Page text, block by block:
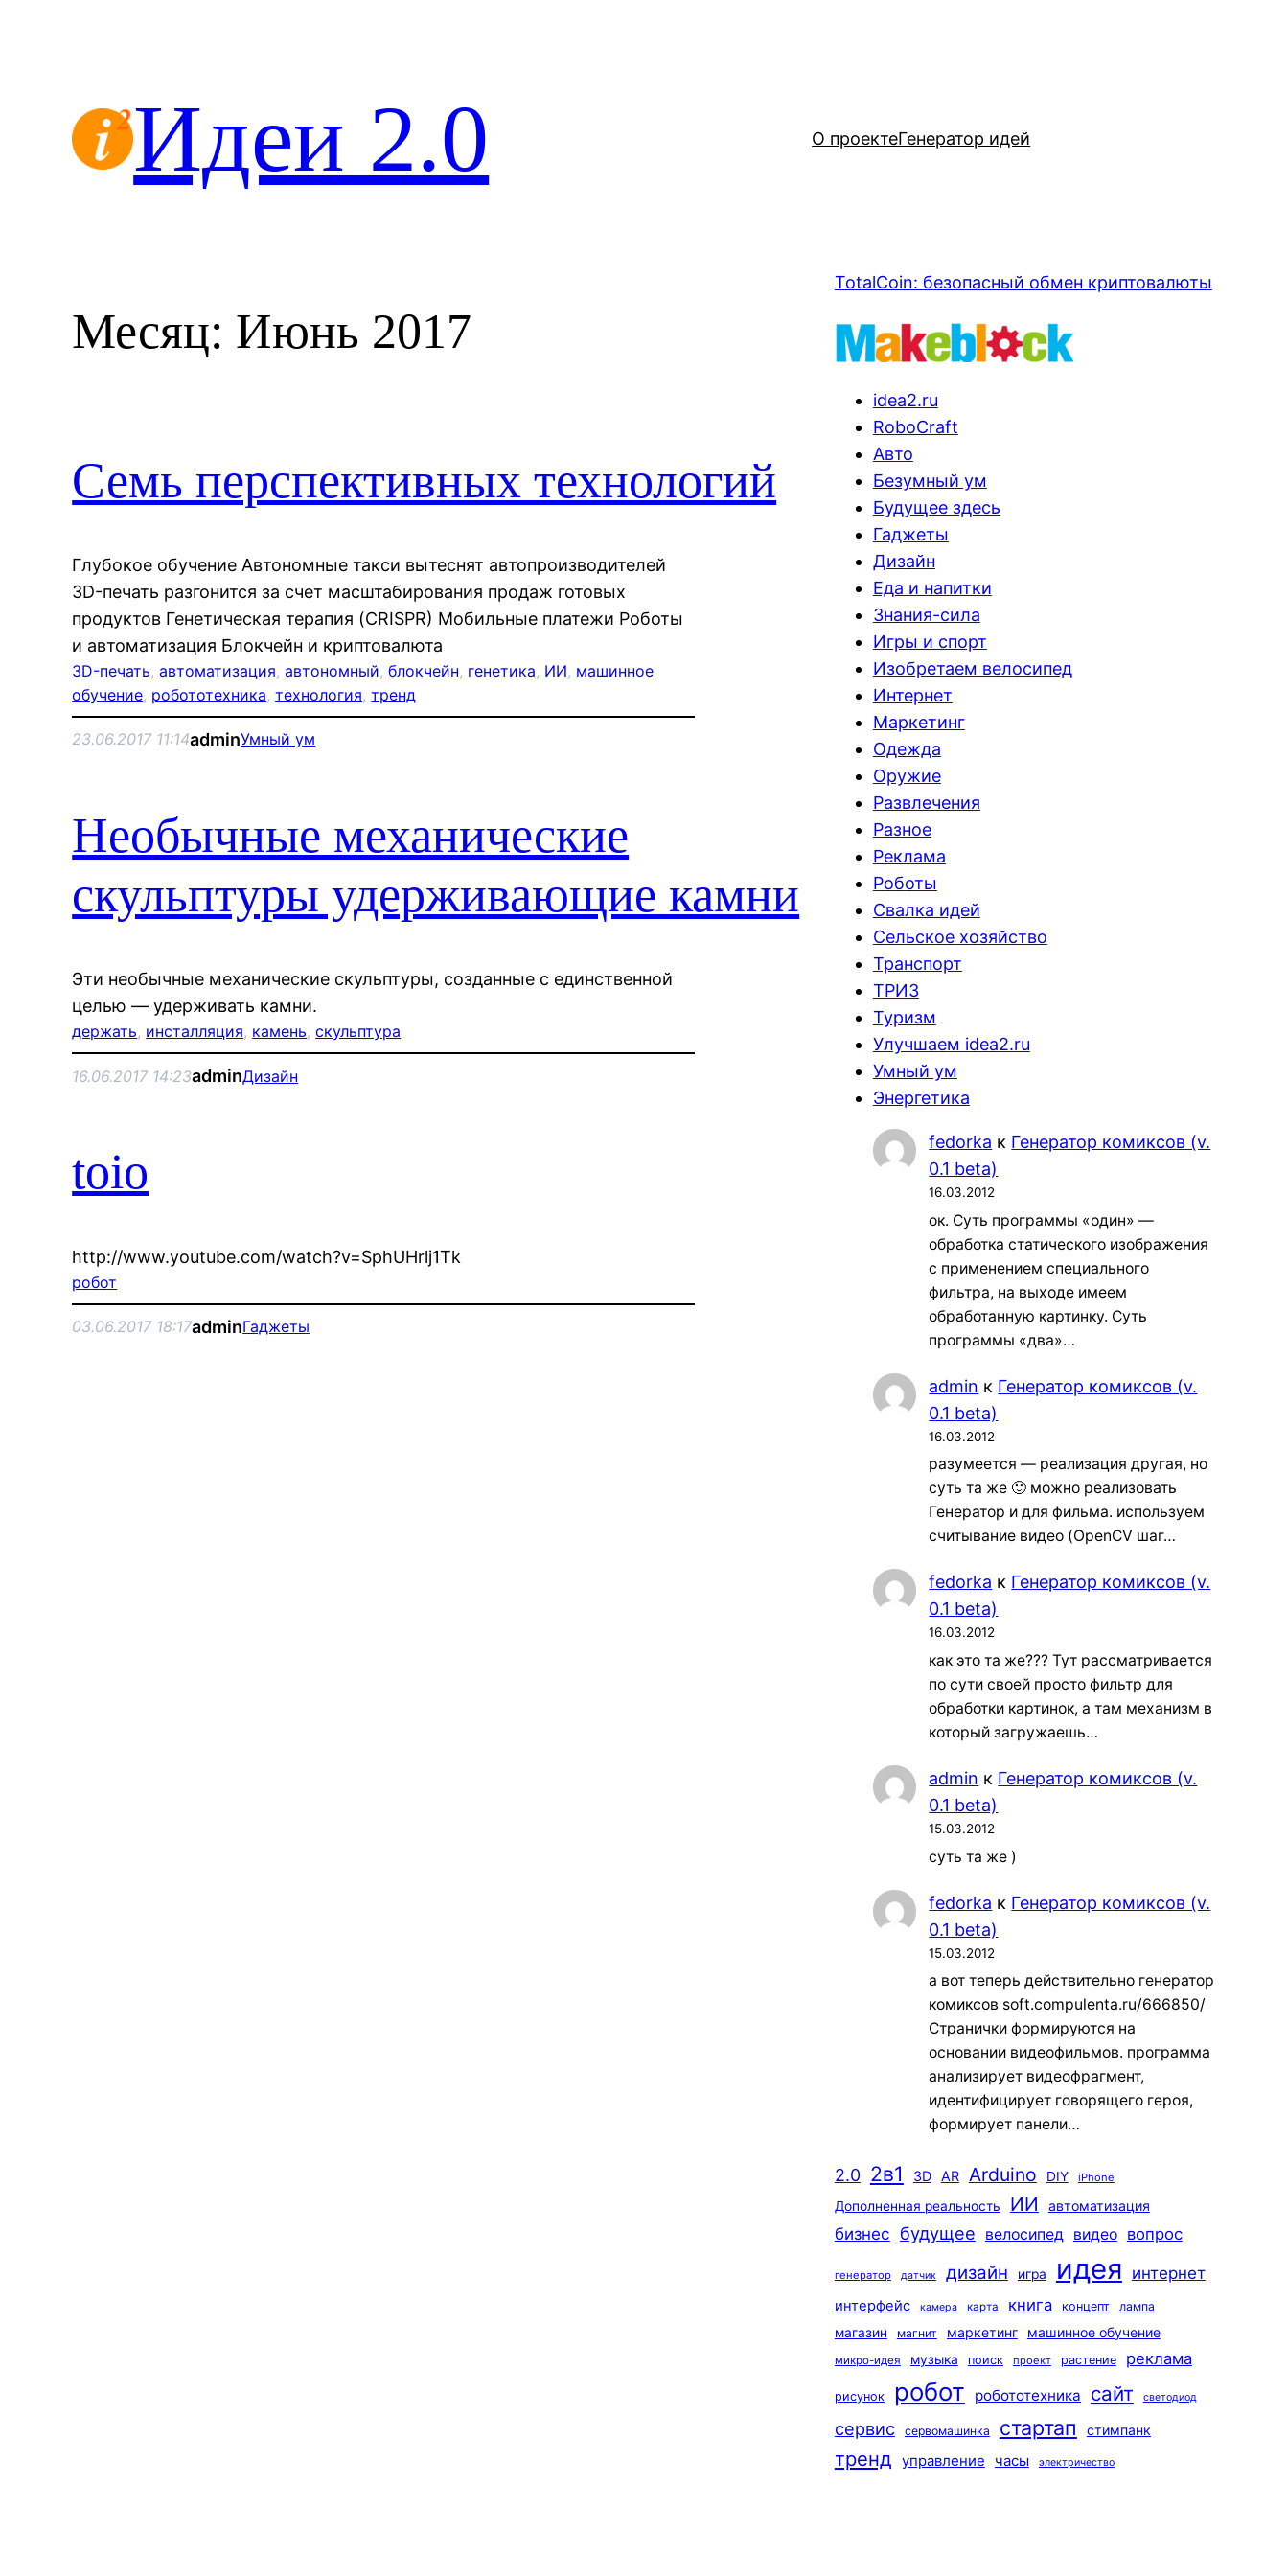
Идеи 2.0 О проектеГенератор идей
Месяц: Июнь 2017
Семь перспективных технологий
Глубокое обучение Автономные такси вытеснят автопроизводителей
3D-печать разгонится за счет масштабирования продаж готовых
продуктов Генетическая терапия (CRISPR) Мобильные платежи Роботы
и автоматизация Блокчейн и криптовалюта
3D-печать, автоматизация, автономный, блокчейн, генетика, ИИ, машинное
обучение, робототехника, технология, тренд
23.06.2017 11:14adminУмный ум
Необычные механические
скульптуры удерживающие камни
Эти необычные механические скульптуры, созданные с единственной
целью — удерживать камни.
держать, инсталляция, камень, скульптура
16.06.2017 14:23adminДизайн
toio
http://www.youtube.com/watch?v=SphUHrlj1Tk
робот
03.06.2017 18:17adminГаджеты
TotalCoin: безопасный обмен криптовалюты
idea2.ru
RoboCraft
Авто
Безумный ум
Будущее здесь
Гаджеты
Дизайн
Еда и напитки
Знания-сила
Игры и спорт
Изобретаем велосипед
Интернет
Маркетинг
Одежда
Оружие
Развлечения
Разное
Реклама
Роботы
Свалка идей
Сельское хозяйство
Транспорт
ТРИЗ
Туризм
Улучшаем idea2.ru
Умный ум
Энергетика
fedorka к Генератор комиксов (v.
0.1 beta)
16.03.2012
ок. Суть программы «один» —
обработка статического изображения
с применением специального
фильтра, на выходе имеем
обработанную картинку. Суть
программы «два»…
admin к Генератор комиксов (v.
0.1 beta)
16.03.2012
разумеется — реализация другая, но
суть та же 🙂 можно реализовать
Генератор и для фильма. используем
считывание видео (OpenCV шаг…
fedorka к Генератор комиксов (v.
0.1 beta)
16.03.2012
как это та же??? Тут рассматривается
по сути своей просто фильтр для
обработки картинок, а там механизм в
который загружаешь…
admin к Генератор комиксов (v.
0.1 beta)
15.03.2012
суть та же )
fedorka к Генератор комиксов (v.
0.1 beta)
15.03.2012
а вот теперь действительно генератор
комиксов soft.compulenta.ru/666850/
Странички формируются на
основании видеофильмов. программа
анализирует видеофрагмент,
идентифицирует говорящего героя,
формирует панели…
2.0 2в1 3D AR Arduino DIY iPhone
Дополненная реальность ИИ автоматизация
бизнес будущее велосипед видео вопрос
генератор датчик дизайн игра идея интернет
интерфейс камера карта книга концепт лампа
магазин магнит маркетинг машинное обучение
микро-идея музыка поиск проект растение реклама
рисунок робот робототехника сайт светодиод
сервис сервомашинка стартап стимпанк
тренд управление часы электричество